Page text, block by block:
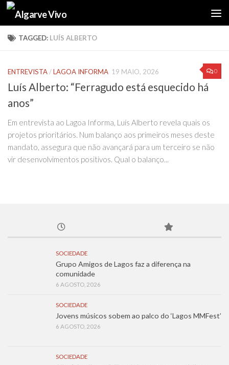
Skip to content
TAGGED: LUÍS ALBERTO
0
ENTREVISTA /LAGOA INFORMA 19 MAIO, 2026
Luís Alberto: “Ferragudo está esquecido há
anos”
Em entrevista ao Lagoa Informa, Luís Alberto revela quais os
projetos prioritários. Num balanço aos primeiros meses deste
mandato, assegura que não avançará para um terceiro se não
vir desenvolvimentos positivos. Qual o balanço...
SOCIEDADE
Grupo Amigos de Lagos faz a diferença na
comunidade
6 AGOSTO, 2026
SOCIEDADE
Jovens músicos sobem ao palco do ‘Lagos MMFest’
6 AGOSTO, 2026
SOCIEDADE